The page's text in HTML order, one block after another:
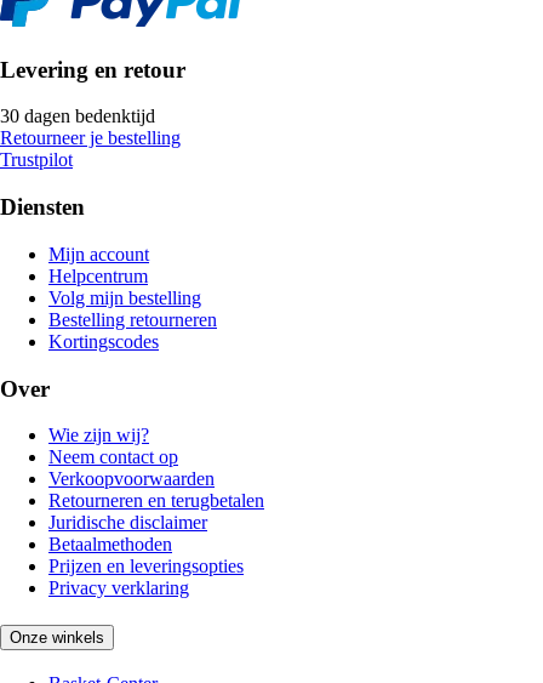
Levering en retour
30 dagen bedenktijd
Retourneer je bestelling
Trustpilot
Diensten
Mijn account
Helpcentrum
Volg mijn bestelling
Bestelling retourneren
Kortingscodes
Over
Wie zijn wij?
Neem contact op
Verkoopvoorwaarden
Retourneren en terugbetalen
Juridische disclaimer
Betaalmethoden
Prijzen en leveringsopties
Privacy verklaring
Onze winkels